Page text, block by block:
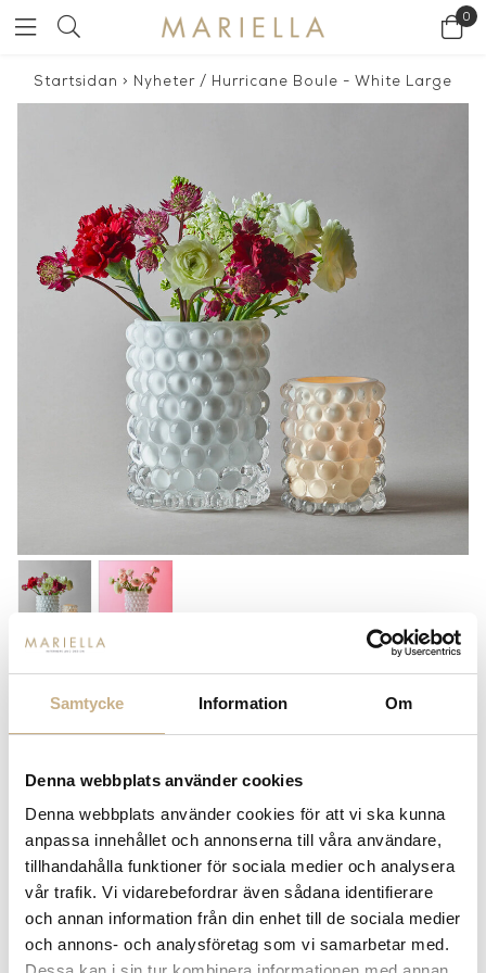
Samtycke Information Om
Denna webbplats använder cookies
Denna webbplats använder cookies för att vi ska kunna
anpassa innehållet och annonserna till våra användare,
tillhandahålla funktioner för sociala medier och analysera
vår trafik. Vi vidarebefordrar även sådana identifierare
och annan information från din enhet till de sociala medier
och annons- och analysföretag som vi samarbetar med.
0
Startsidan > Nyheter / Hurricane Boule - White Large
HURRICANE BOULE - WHITE
4.890kr
+
- LÄGG I VARUKORG
Lagerstatus: Beställningsvara
14 dagars returrätt på lagervaror. Läs mer
Leverans inom 3-5 arbetsdagar på lagervaror
Få10% välkomstrabattnär du registrerar dig för vårt